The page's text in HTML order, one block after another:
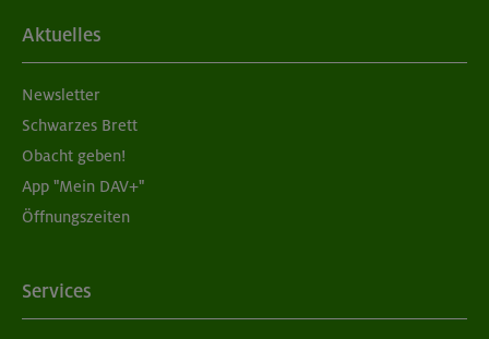
Aktuelles
Newsletter
Schwarzes Brett
Obacht geben!
App "Mein DAV+"
Öffnungszeiten
Services